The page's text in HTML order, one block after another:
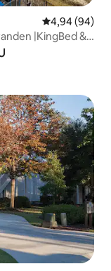
4,94 av 5 i
4,94 (94)
|KingBed &